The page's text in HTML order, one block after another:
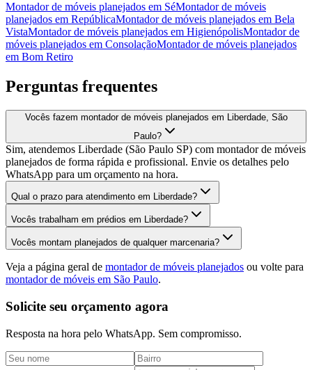
Montador de móveis planejados em SéMontador de móveis
planejados em RepúblicaMontador de móveis planejados em Bela
VistaMontador de móveis planejados em HigienópolisMontador de
móveis planejados em ConsolaçãoMontador de móveis planejados
em Bom Retiro
Perguntas frequentes
Vocês fazem montador de móveis planejados em Liberdade, São
Paulo?
Sim, atendemos Liberdade (São Paulo SP) com montador de móveis
planejados de forma rápida e profissional. Envie os detalhes pelo
WhatsApp para um orçamento na hora.
Qual o prazo para atendimento em Liberdade?
Vocês trabalham em prédios em Liberdade?
Vocês montam planejados de qualquer marcenaria?
Veja a página geral de montador de móveis planejados ou volte para
montador de móveis em São Paulo.
Solicite seu orçamento agora
Resposta na hora pelo WhatsApp. Sem compromisso.